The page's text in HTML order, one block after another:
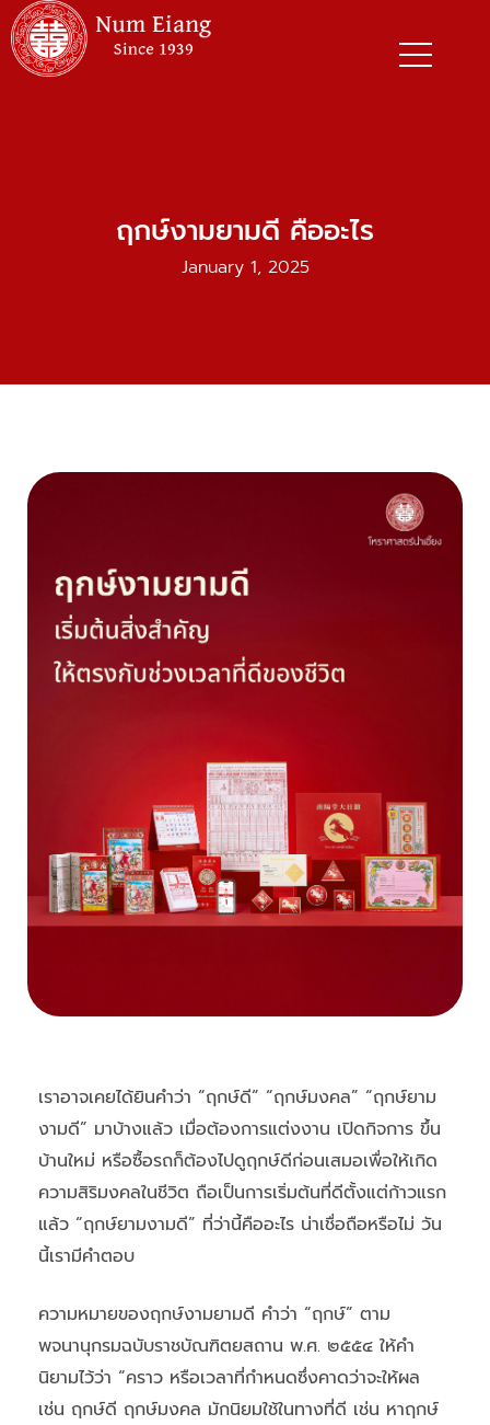
Skip
to
ฤกษ์งามยามดี คืออะไร
January 1, 2025
เราอาจเคยได้ยินคำว่า “ฤกษ์ดี” “ฤกษ์มงคล” “ฤกษ์ยาม
งามดี” มาบ้างแล้ว เมื่อต้องการแต่งงาน เปิดกิจการ ขึ้น
บ้านใหม่ หรือซื้อรถก็ต้องไปดูฤกษ์ดีก่อนเสมอเพื่อให้เกิด
ความสิริมงคลในชีวิต ถือเป็นการเริ่มต้นที่ดีตั้งแต่ก้าวแรก
แล้ว “ฤกษ์ยามงามดี” ที่ว่านี้คืออะไร น่าเชื่อถือหรือไม่ วัน
นี้เรามีคำตอบ
ความหมายของฤกษ์งามยามดี คำว่า “ฤกษ์” ตาม
พจนานุกรมฉบับราชบัณฑิตยสถาน พ.ศ. ๒๕๕๔ ให้คำ
นิยามไว้ว่า “คราว หรือเวลาที่กำหนดซึ่งคาดว่าจะให้ผล
เช่น ฤกษ์ดี ฤกษ์มงคล มักนิยมใช้ในทางที่ดี เช่น หาฤกษ์